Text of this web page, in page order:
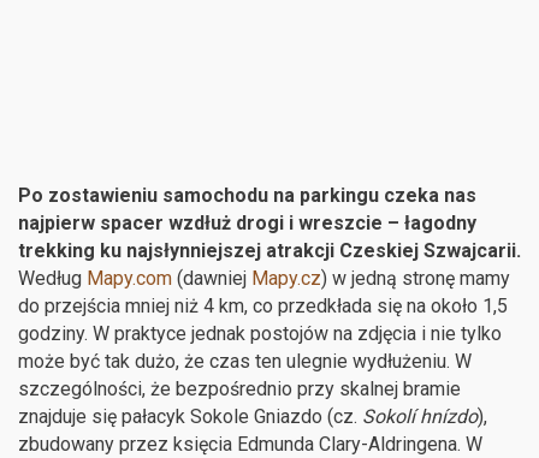
Po zostawieniu samochodu na parkingu czeka nas
najpierw spacer wzdłuż drogi i wreszcie – łagodny
trekking ku najsłynniejszej atrakcji Czeskiej Szwajcarii.
Według Mapy.com (dawniej Mapy.cz) w jedną stronę mamy
do przejścia mniej niż 4 km, co przedkłada się na około 1,5
godziny. W praktyce jednak postojów na zdjęcia i nie tylko
może być tak dużo, że czas ten ulegnie wydłużeniu. W
szczególności, że bezpośrednio przy skalnej bramie
znajduje się pałacyk Sokole Gniazdo (cz. Sokolí hnízdo),
zbudowany przez księcia Edmunda Clary-Aldringena. W